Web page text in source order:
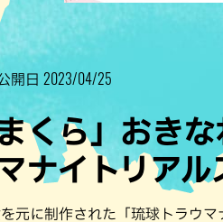
ステーキ・焼
その他の肉料
ブッフェ・バイ
開日 2023/04/25
まくら」おき
ナイトリア
元に制作された「琉球トラウ